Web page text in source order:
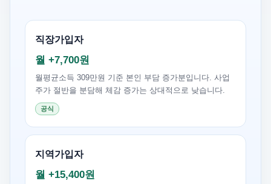
직장가입자
월 +7,700원
월평균소득 309만원 기준 본인 부담 증가분입니다. 사업
주가 절반을 분담해 체감 증가는 상대적으로 낮습니다.
공식
지역가입자
월 +15,400원